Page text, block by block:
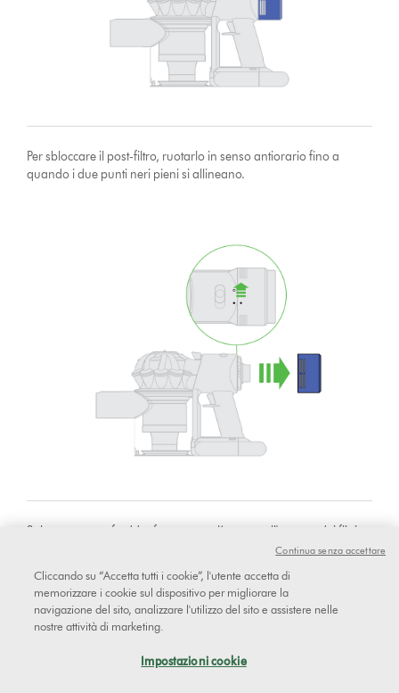
Per sbloccare il post-filtro, ruotarlo in senso antiorario fino a
quando i due punti neri pieni si allineano.
Solo con acqua fredda, far scorrere l’acqua sull'esterno dei filtri
Cliccando su “Accetta tutti i cookie”, l'utente accetta di
memorizzare i cookie sul dispositivo per migliorare la
navigazione del sito, analizzare l'utilizzo del sito e assistere nelle
nostre attività di marketing.
Impostazioni cookie
Continua senza accettare